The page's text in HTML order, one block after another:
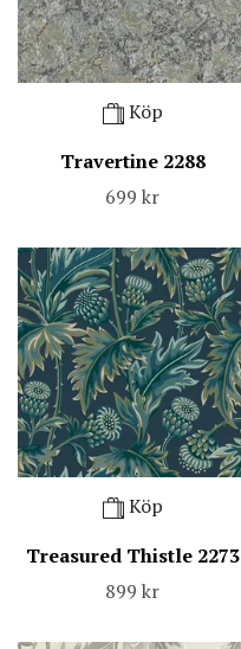
Köp
Travertine 2288
699 kr
Köp
Treasured Thistle 2273
899 kr